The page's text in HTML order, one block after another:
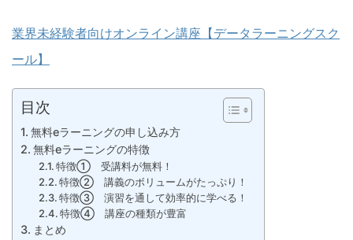
業界未経験者向けオンライン講座【データラーニングスク
ール】
目次
無料eラーニングの申し込み方
無料eラーニングの特徴
特徴① 受講料が無料！
特徴② 講義のボリュームがたっぷり！
特徴③ 演習を通して効率的に学べる！
特徴④ 講座の種類が豊富
まとめ